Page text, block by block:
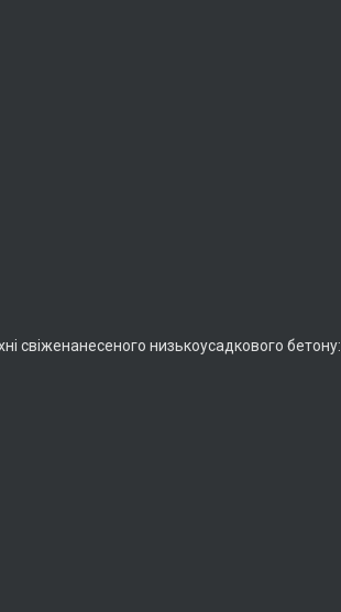
свіженанесеного низькоусадкового бетону: